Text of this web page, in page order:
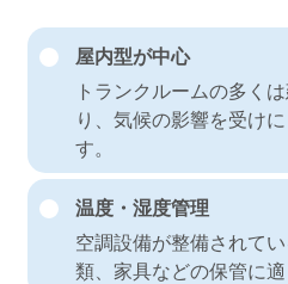
屋内型が中心
トランクルームの多く
り、気候の影響を受け
す。
温度・湿度管理
空調設備が整備されて
類、家具などの保管に適